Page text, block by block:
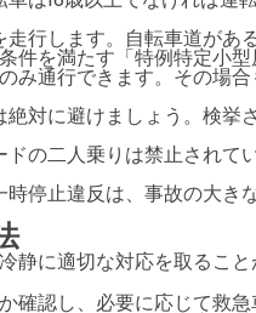
走行します。自転車道があ
件を満たす「特例特定小
み通行できます。その場
絶対に避けましょう。検挙
ドの二人乗りは禁止されて
時停止違反は、事故の大き
静に適切な対応を取ること
確認し、必要に応じて救